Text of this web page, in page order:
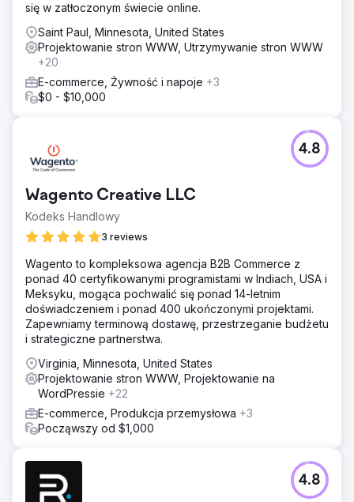
się w zatłoczonym świecie online.
Saint Paul, Minnesota, United States
Projektowanie stron WWW, Utrzymywanie stron WWW
+20
E-commerce, Żywność i napoje +3
$0 - $10,000
Wagento Creative LLC
Kodeks Handlowy
3 reviews
4.8
Wagento to kompleksowa agencja B2B Commerce z
ponad 40 certyfikowanymi programistami w Indiach, USA i
Meksyku, mogąca pochwalić się ponad 14-letnim
doświadczeniem i ponad 400 ukończonymi projektami.
Zapewniamy terminową dostawę, przestrzeganie budżetu
i strategiczne partnerstwa.
Virginia, Minnesota, United States
Projektowanie stron WWW, Projektowanie na
WordPressie +22
E-commerce, Produkcja przemysłowa +3
Począwszy od $1,000
4.8